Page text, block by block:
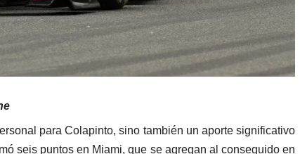
para Colapinto, sino también un aporte significativo
seis puntos en Miami, que se agregan al conseguido en